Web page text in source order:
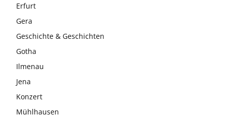
Erfurt
Gera
Geschichte & Geschichten
Gotha
Ilmenau
Jena
Konzert
Mühlhausen